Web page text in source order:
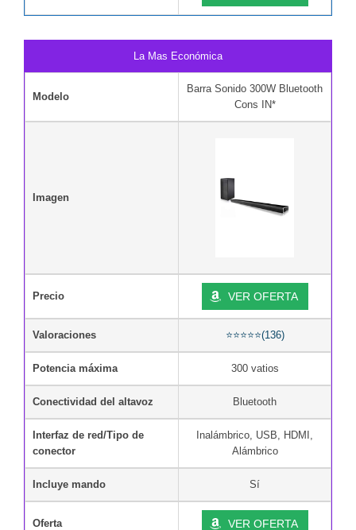
La Mas Económica
Modelo
Barra Sonido 300W Bluetooth
Cons IN*
Imagen
Precio VER OFERTA
Valoraciones ⭐⭐⭐⭐⭐(136)
Potencia máxima 300 vatios
Conectividad del altavoz Bluetooth
Interfaz de red/Tipo de
conector
Inalámbrico, USB, HDMI,
Alámbrico
Incluye mando Sí
Oferta VER OFERTA